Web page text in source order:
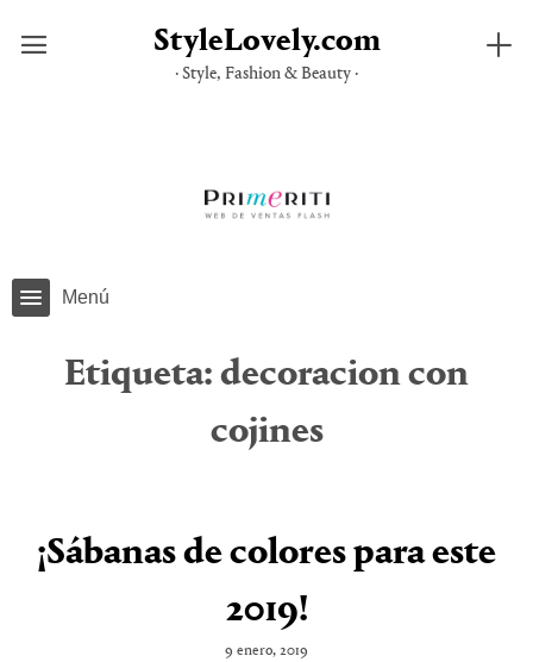
StyleLovely.com
· Style, Fashion & Beauty ·
Menú
Etiqueta: decoracion con
cojines
¡Sábanas de colores para este
2019!
9 enero, 2019